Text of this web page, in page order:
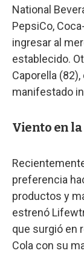
National
PepsiCo,
ingresar al
establecido.
Caporella (82),
manifestado
Viento en
preferencia
productos y
estrenó
que surgió en
Cola con su